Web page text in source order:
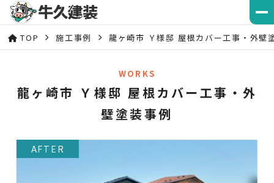
TOP 施工事例 龍ヶ崎市 Ｙ様邸 屋根カバー工事・外壁
WORKS
龍ヶ崎市 Ｙ様邸 屋根カバー工事・外
壁塗装事例